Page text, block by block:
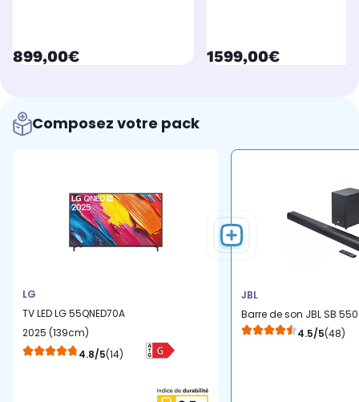
currentPrice
899,00€ currentPrice
1599,00€
Composez votre pack
LG
TV LED LG 55QNED70A
2025 (139cm)
4.8/5(14)
JBL
Barre de son JBL SB 550
4.5/5(48)